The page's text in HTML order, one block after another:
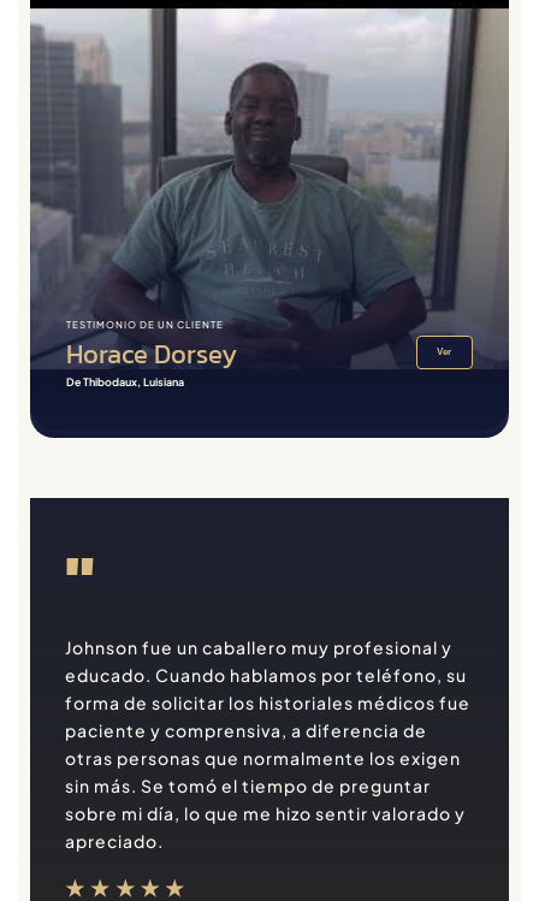
TESTIMONIO DE UN CLIENTE
Horace Dorsey
De Thibodaux, Luisiana
Ver
"
Johnson fue un caballero muy profesional y
educado. Cuando hablamos por teléfono, su
forma de solicitar los historiales médicos fue
paciente y comprensiva, a diferencia de
otras personas que normalmente los exigen
sin más. Se tomó el tiempo de preguntar
sobre mi día, lo que me hizo sentir valorado y
apreciado.